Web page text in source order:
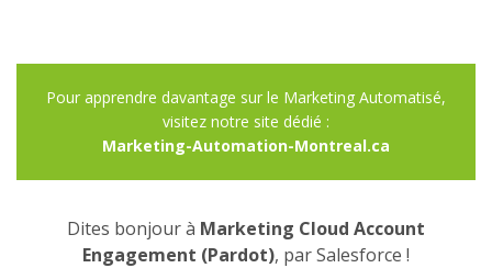
Pour apprendre davantage sur le Marketing Automatisé,
visitez notre site dédié :
Marketing-Automation-Montreal.ca
Dites bonjour à Marketing Cloud Account
Engagement (Pardot), par Salesforce !